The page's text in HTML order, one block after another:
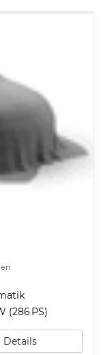
(286 PS)
Details